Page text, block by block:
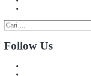
Cari
untuk:
Follow Us